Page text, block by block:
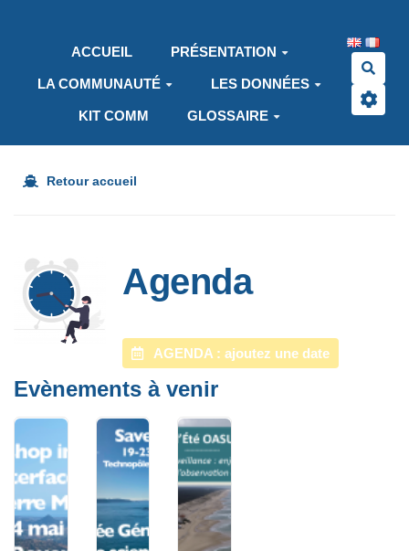
ACCUEIL
PRÉSENTATION
LA COMMUNAUTÉ LES DONNÉES
KIT COMM GLOSSAIRE
Retour accueil
Agenda
AGENDA : ajoutez une date
Evènements à venir